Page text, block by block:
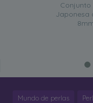
Conjunto
Japonesa
Mundo de perlas